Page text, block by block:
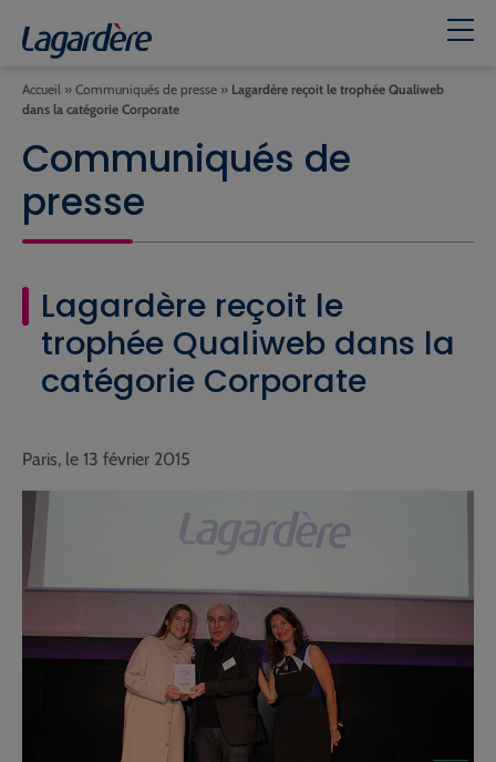
Accueil » Communiqués de presse » Lagardère reçoit le trophée Qualiweb
dans la catégorie Corporate
Communiqués de
presse
Lagardère reçoit le
trophée Qualiweb dans la
catégorie Corporate
Paris, le 13 février 2015